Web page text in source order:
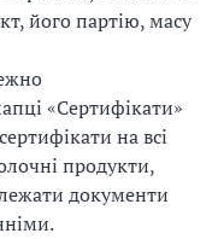
його партію, масу
«Сертифікати»
на всі
продукти,
документи